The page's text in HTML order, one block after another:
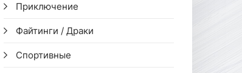
Приключение
Файтинги / Драки
Спортивные